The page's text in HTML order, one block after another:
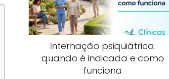
Internação psiquiátrica:
quando é indicada e como
funciona